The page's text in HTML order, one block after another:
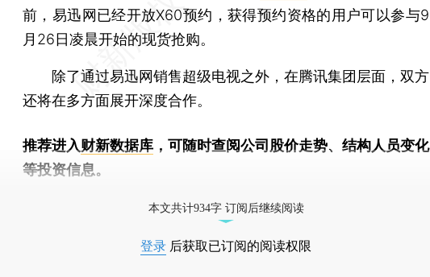
前，易迅网已经开放X60预约，获得预约资格的用户可以参与9
月26日凌晨开始的现货抢购。
除了通过易迅网销售超级电视之外，在腾讯集团层面，双方
还将在多方面展开深度合作。
推荐进入财新数据库 ，可随时查阅公司股价走势、结构人员变化
等投资信息。
本文共计934字 订阅后继续阅读
登录 后获取已订阅的阅读权限